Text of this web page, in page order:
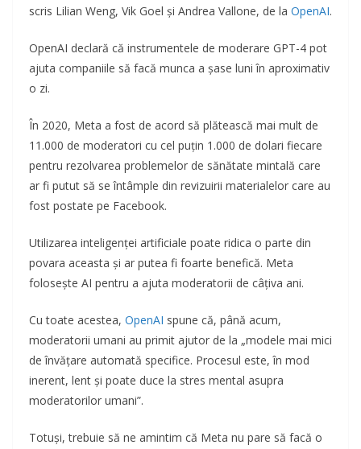
scris Lilian Weng, Vik Goel și Andrea Vallone, de la OpenAI.
OpenAI declară că instrumentele de moderare GPT-4 pot
ajuta companiile să facă munca a șase luni în aproximativ
o zi.
În 2020, Meta a fost de acord să plătească mai mult de
11.000 de moderatori cu cel puțin 1.000 de dolari fiecare
pentru rezolvarea problemelor de sănătate mintală care
ar fi putut să se întâmple din revizuirii materialelor care au
fost postate pe Facebook.
Utilizarea inteligenței artificiale poate ridica o parte din
povara aceasta și ar putea fi foarte benefică. Meta
folosește AI pentru a ajuta moderatorii de câțiva ani.
Cu toate acestea, OpenAI spune că, până acum,
moderatorii umani au primit ajutor de la „modele mai mici
de învățare automată specifice. Procesul este, în mod
inerent, lent și poate duce la stres mental asupra
moderatorilor umani”.
Totuși, trebuie să ne amintim că Meta nu pare să facă o